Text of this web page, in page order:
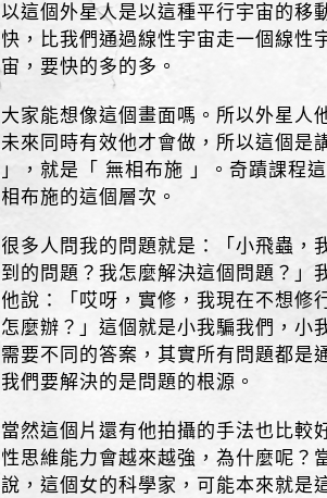
以這個外星人是以這種平行宇宙的移
快，比我們通過線性宇宙走一個線性
宙，要快的多的多。
大家能想像這個畫面嗎。所以外星人
未來同時有效他才會做，所以這個是
」，就是「 無相布施 」。奇蹟課程
相布施的這個層次。
很多人問我的問題就是：「小飛蟲，
到的問題？我怎麼解決這個問題？」
他說：「哎呀，實修，我現在不想修
怎麼辦？」這個就是小我騙我們，小
需要不同的答案，其實所有問題都是
我們要解決的是問題的根源。
當然這個片還有他拍攝的手法也比較
性思維能力會越來越強，為什麼呢？
說，這個女的科學家，可能本來就是